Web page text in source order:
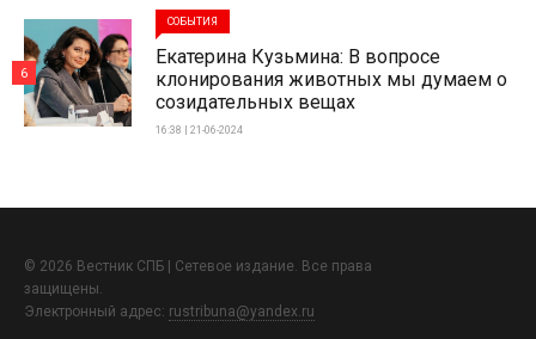
СОБЫТИЯ
Екатерина Кузьмина: В вопросе
клонирования животных мы думаем о
созидательных вещах
16:38 | 21-06-2024
6
© 2026 Вестник СПБ | Сетевое издание. Все права
защищены.
Электронный адрес: rustribuna@yandex.ru